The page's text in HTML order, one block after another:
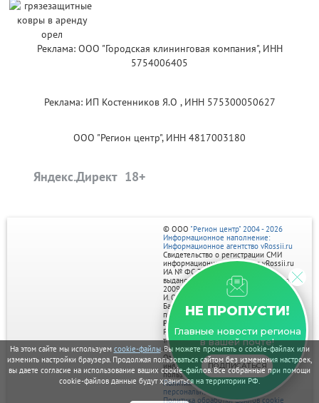
На этом сайте мы используем cookie-файлы. Вы можете прочитать о cookie-файлах или
изменить настройки браузера. Продолжая пользоваться сайтом без изменения настроек,
вы даете согласие на использование ваших cookie-файлов. Все собранные при помощи
cookie-файлов данные будут храниться на территории РФ.
Реклама: ООО "Городская клининговая компания", ИНН
5754006405
Реклама: ИП Костенников Я.О , ИНН 575300050627
ООО "Регион центр", ИНН 4817003180
Яндекс.Директ
НЕ ПРОПУСТИ!
Главные новости региона
в вашей почте!
ПОДПИСАТЬСЯ
© ООО "Регион центр" 2004 - 2026
Информационное наполнение:
Информационное агентство vRossii.ru
Свидетельство о регистрации СМИ
информационного агентства vRossii.ru
ИА № ФС 77‑35502
выдано РОСКОМНАДЗОРом 04 марта
2009г.
И. О. Главного редактора Нарыков А. Н.
Баннеры на портале размещаются на
правах рекламы.
Реклама на портале:
Рекламное агентство "Умный маркетинг"
тел. 7-910-267-70-40,
email: umnyy.marketing@yandex.ru
Отдельные публикации могут содержать
информацию, не предназначенную для
пользователей до 18 лет.
Политика в отношении обработки
персональных данных
Политика обработки файлов cookie